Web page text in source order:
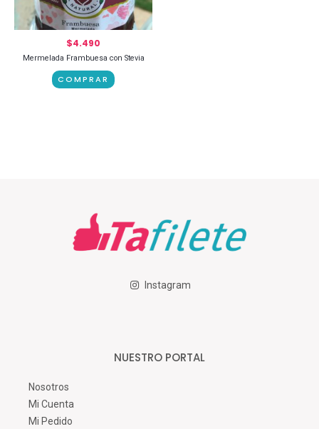
$4.490
Mermelada Frambuesa con Stevia
COMPRAR
Instagram
NUESTRO PORTAL
Nosotros
Mi Cuenta
Mi Pedido